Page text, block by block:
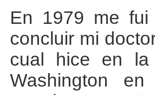
En 1979 me
concluir mi
cual hice en la
Washington